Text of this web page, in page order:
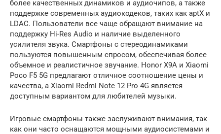
более качественных динамиков и аудиочипов, а также
поддержке современных аудиокодеков, таких как aptX и
LDAC. Пользователи все чаще обращают внимание на
поддержку Hi-Res Audio и наличие выделенного
усилителя звука. Смартфоны с стереодинамиками
пользуются повышенным спросом, обеспечивая более
объемное и реалистичное звучание. Honor X9A и Xiaomi
Poco F5 5G предлагают отличное соотношение цены и
качества, а Xiaomi Redmi Note 12 Pro 4G является
доступным вариантом для любителей музыки.
Игровые смартфоны также заслуживают внимания, так
как они часто оснащаются мощными аудиосистемами и